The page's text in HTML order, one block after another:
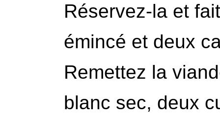
Réservez-la et
émincé et deux
Remettez la
blanc sec, deux